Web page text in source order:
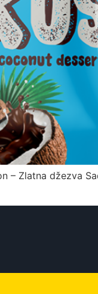
– Zlatna džezva